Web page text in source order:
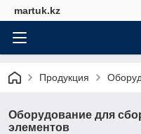
martuk.kz
Продукция
Оборудование для
элементов